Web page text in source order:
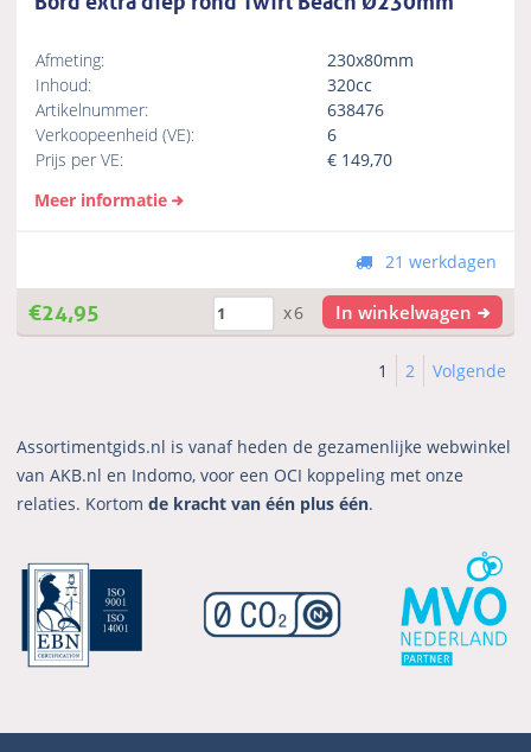
Afmeting:
230x80mm
Inhoud:
320cc
Artikelnummer:
638476
Verkoopeenheid (VE):
6
Prijs per VE:
€ 149,70
Meer informatie
21 werkdagen
€24,95 x6 In winkelwagen
1 2 Volgende
Assortimentgids.nl is vanaf heden de gezamenlijke webwinkel
van AKB.nl en Indomo, voor een OCI koppeling met onze
relaties. Kortomde kracht van één plus één.